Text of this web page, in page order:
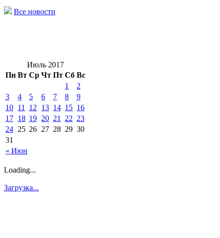
Все новости
Июль 2017
Пн Вт Ср Чт Пт Сб Вс
« Июн
1
2
3
4 5 6 7 8
9
10 11 12 13 14 15 16
17 18 19 20 21 22 23
24 25 26 27 28 29 30
31
Loading...
Загрузка...